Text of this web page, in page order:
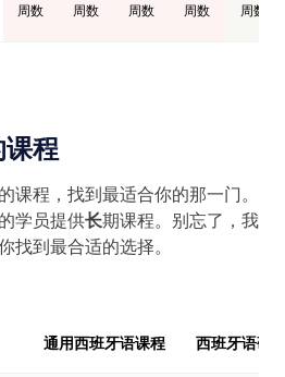
周数 周数 周数 周数 周数
课程
课程，找到最适合你的那一门。
学员提供长期课程。别忘了，我
找到最合适的选择。
通用西班牙语课程 西班牙语研